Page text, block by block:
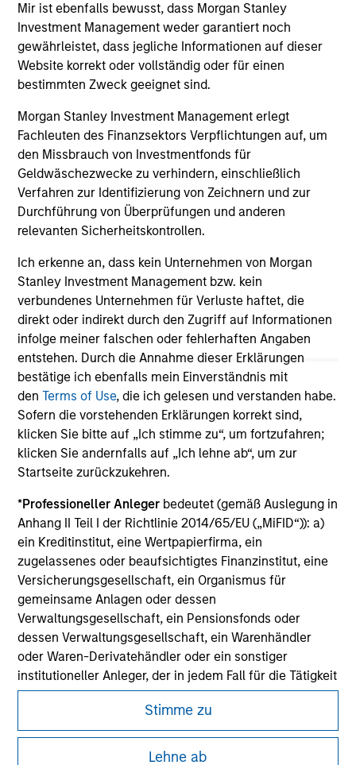
Mir ist ebenfalls bewusst, dass Morgan Stanley
Investment Management weder garantiert noch
gewährleistet, dass jegliche Informationen auf dieser
Website korrekt oder vollständig oder für einen
bestimmten Zweck geeignet sind.
Morgan Stanley Investment Management erlegt
Fachleuten des Finanzsektors Verpflichtungen auf, um
den Missbrauch von Investmentfonds für
Geldwäschezwecke zu verhindern, einschließlich
Verfahren zur Identifizierung von Zeichnern und zur
Durchführung von Überprüfungen und anderen
relevanten Sicherheitskontrollen.
Ich erkenne an, dass kein Unternehmen von Morgan
Stanley Investment Management bzw. kein
verbundenes Unternehmen für Verluste haftet, die
direkt oder indirekt durch den Zugriff auf Informationen
infolge meiner falschen oder fehlerhaften Angaben
entstehen. Durch die Annahme dieser Erklärungen
bestätige ich ebenfalls mein Einverständnis mit
denTerms of Use, die ich gelesen und verstanden habe.
Sofern die vorstehenden Erklärungen korrekt sind,
klicken Sie bitte auf „Ich stimme zu“, um fortzufahren;
klicken Sie andernfalls auf „Ich lehne ab“, um zur
Startseite zurückzukehren.
*Professioneller Anleger bedeutet (gemäß Auslegung in
Anhang II Teil I der Richtlinie 2014/65/EU („MiFID“)): a)
ein Kreditinstitut, eine Wertpapierfirma, ein
zugelassenes oder beaufsichtigtes Finanzinstitut, eine
Versicherungsgesellschaft, ein Organismus für
gemeinsame Anlagen oder dessen
Verwaltungsgesellschaft, ein Pensionsfonds oder
dessen Verwaltungsgesellschaft, ein Warenhändler
oder Waren-Derivatehändler oder ein sonstiger
institutioneller Anleger, der in jedem Fall für die Tätigkeit
auf den Finanzmärkten zugelassen sein oder
beaufsichtigt werden muss; b) ein Großunternehmen,
das mindestens zwei der folgenden
Größenanforderungen auf Unternehmensbasis erfüllt: (i)
Stimme zu
Lehne ab
Timely insights on the private credit landscape,
exploring the trends, market developments,
and investment considerations shaping the
asset class.
04-AUG-2026
May not represent all Team Members.
The information on this page is for informational
purposes only. The information contained herein does
not constitute and should not be construed as an
offering of advisory services or an offer to sell or a
solicitation of an offer to buy any securities in any
jurisdiction in which such offer or solicitation,
purchase or sale would be unlawful under the
securities, insurance or other laws of such jurisdiction.
All investing involves risks, including a loss of principal.
information on the strategy, including additional risk
considerations.